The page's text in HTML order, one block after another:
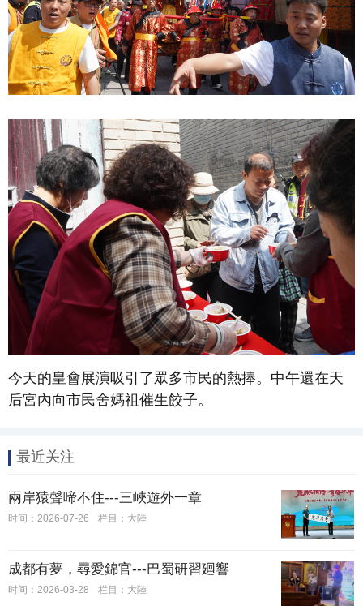
今天的皇會展演吸引了眾多市民的熱捧。 中午還在天
后宮內向市民舍媽祖催生餃子。
最近关注
兩岸猿聲啼不住---三峽遊外一章
时间：2026-07-26 栏目：大陸
成都有夢，尋愛錦官---巴蜀研習廻響
时间：2026-03-28 栏目：大陸